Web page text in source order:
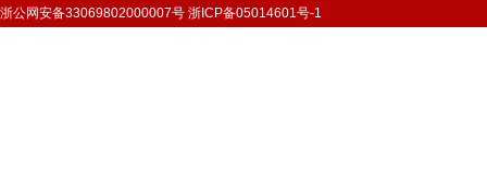
浙公网安备33069802000007号 浙ICP备05014601号-1